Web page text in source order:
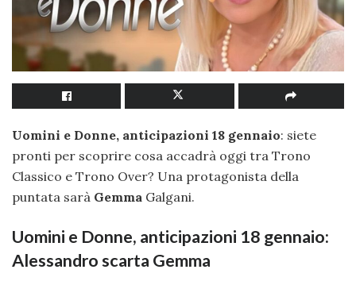
Uomini e Donne, anticipazioni 18 gennaio: siete
pronti per scoprire cosa accadrà oggi tra Trono
Classico e Trono Over? Una protagonista della
puntata sarà Gemma Galgani.
Uomini e Donne, anticipazioni 18 gennaio:
Alessandro scarta Gemma